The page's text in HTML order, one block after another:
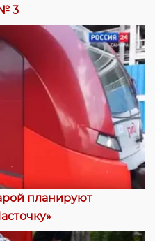
3
планируют